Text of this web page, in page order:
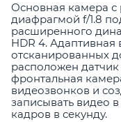
Основная камера
диафрагмой f/1.8
расширенного
HDR 4. Адаптивная
отсканированных
расположен
фронтальная
видеозвонков и
записывать видео
кадров в секунду.